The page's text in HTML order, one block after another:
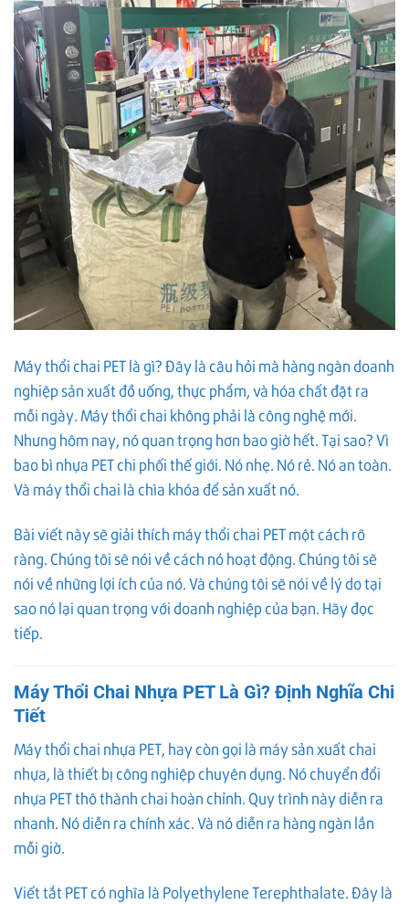
Máy thổi chai PET là gì? Đây là câu hỏi mà hàng ngàn doanh
nghiệp sản xuất đồ uống, thực phẩm, và hóa chất đặt ra
mỗi ngày. Máy thổi chai không phải là công nghệ mới.
Nhưng hôm nay, nó quan trọng hơn bao giờ hết. Tại sao? Vì
bao bì nhựa PET chi phối thế giới. Nó nhẹ. Nó rẻ. Nó an toàn.
Và máy thổi chai là chìa khóa để sản xuất nó.
Bài viết này sẽ giải thích máy thổi chai PET một cách rõ
ràng. Chúng tôi sẽ nói về cách nó hoạt động. Chúng tôi sẽ
nói về những lợi ích của nó. Và chúng tôi sẽ nói về lý do tại
sao nó lại quan trọng với doanh nghiệp của bạn. Hãy đọc
tiếp.
Máy Thổi Chai Nhựa PET Là Gì? Định Nghĩa Chi
Tiết
Máy thổi chai nhựa PET, hay còn gọi là máy sản xuất chai
nhựa, là thiết bị công nghiệp chuyên dụng. Nó chuyển đổi
nhựa PET thô thành chai hoàn chỉnh. Quy trình này diễn ra
nhanh. Nó diễn ra chính xác. Và nó diễn ra hàng ngàn lần
mỗi giờ.
Viết tắt PET có nghĩa là Polyethylene Terephthalate. Đây là